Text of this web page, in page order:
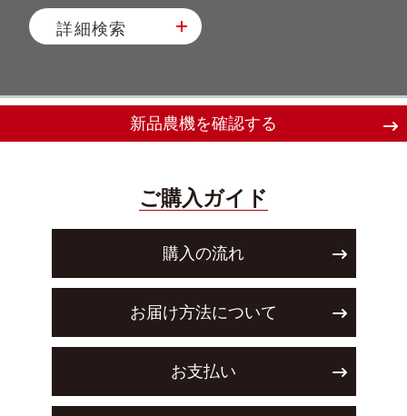
詳細検索
新品農機を確認する
ご購入ガイド
購入の流れ
お届け方法について
お支払い